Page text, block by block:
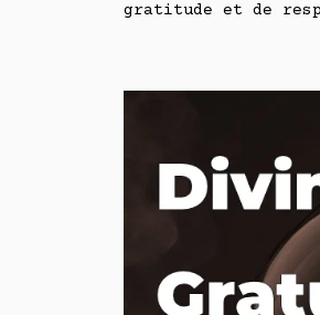
gratitude et de